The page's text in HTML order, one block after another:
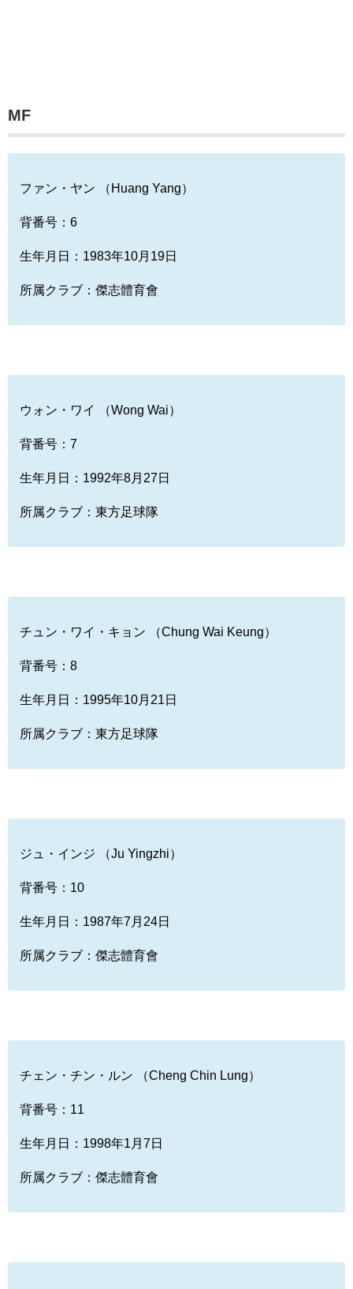
MF
ファン・ヤン （Huang Yang）
背番号：6
生年月日：1983年10月19日
所属クラブ：傑志體育會
ウォン・ワイ （Wong Wai）
背番号：7
生年月日：1992年8月27日
所属クラブ：東方足球隊
チュン・ワイ・キョン （Chung Wai Keung）
背番号：8
生年月日：1995年10月21日
所属クラブ：東方足球隊
ジュ・インジ （Ju Yingzhi）
背番号：10
生年月日：1987年7月24日
所属クラブ：傑志體育會
チェン・チン・ルン （Cheng Chin Lung）
背番号：11
生年月日：1998年1月7日
所属クラブ：傑志體育會